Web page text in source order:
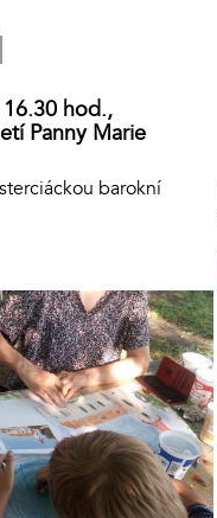
hod.,
Panny Marie
barokní